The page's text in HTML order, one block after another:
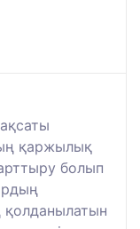
қаржылық
арттыру болып
қолданылатын